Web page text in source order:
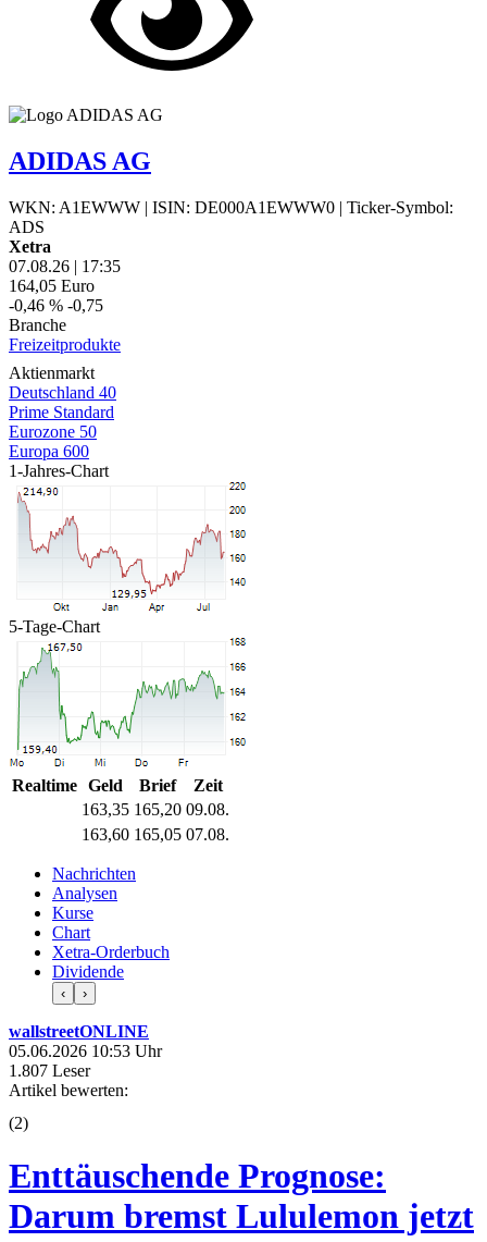
ADIDAS AG
WKN: A1EWWW | ISIN: DE000A1EWWW0 | Ticker-Symbol:
ADS
Xetra
07.08.26 | 17:35
164,05 Euro
-0,46 % -0,75
Branche
Freizeitprodukte
Aktienmarkt
Deutschland 40
Prime Standard
Eurozone 50
Europa 600
1-Jahres-Chart
5-Tage-Chart
Realtime Geld Brief
Zeit
163,35 165,20 09.08.
163,60 165,05 07.08.
Nachrichten
Analysen
Kurse
Chart
Xetra-Orderbuch
Dividende
‹ ›
wallstreetONLINE
05.06.2026 10:53 Uhr
1.807 Leser
Artikel bewerten:
(2)
Enttäuschende Prognose:
Darum bremst Lululemon jetzt